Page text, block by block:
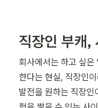
직장인 부캐,
회사에서는 하고 싶은
한다는 현실, 직장인
발전을 원하는 직장인